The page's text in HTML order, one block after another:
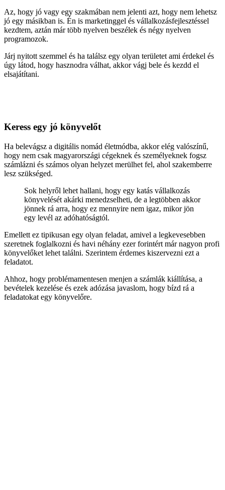
Az, hogy jó vagy egy szakmában nem jelenti azt, hogy nem lehetsz
jó egy másikban is. Én is marketinggel és vállalkozásfejlesztéssel
kezdtem, aztán már több nyelven beszélek és négy nyelven
programozok.
Járj nyitott szemmel és ha találsz egy olyan területet ami érdekel és
úgy látod, hogy hasznodra válhat, akkor vágj bele és kezdd el
elsajátítani.
Keress egy jó könyvelőt
Ha belevágsz a digitális nomád életmódba, akkor elég valószínű,
hogy nem csak magyarországi cégeknek és személyeknek fogsz
számlázni és számos olyan helyzet merülhet fel, ahol szakemberre
lesz szükséged.
Sok helyről lehet hallani, hogy egy katás vállalkozás
könyvelését akárki menedzselheti, de a legtöbben akkor
jönnek rá arra, hogy ez mennyire nem igaz, mikor jön
egy levél az adóhatóságtól.
Emellett ez tipikusan egy olyan feladat, amivel a legkevesebben
szeretnek foglalkozni és havi néhány ezer forintért már nagyon profi
könyvelőket lehet találni. Szerintem érdemes kiszervezni ezt a
feladatot.
Ahhoz, hogy problémamentesen menjen a számlák kiállítása, a
bevételek kezelése és ezek adózása javaslom, hogy bízd rá a
feladatokat egy könyvelőre.